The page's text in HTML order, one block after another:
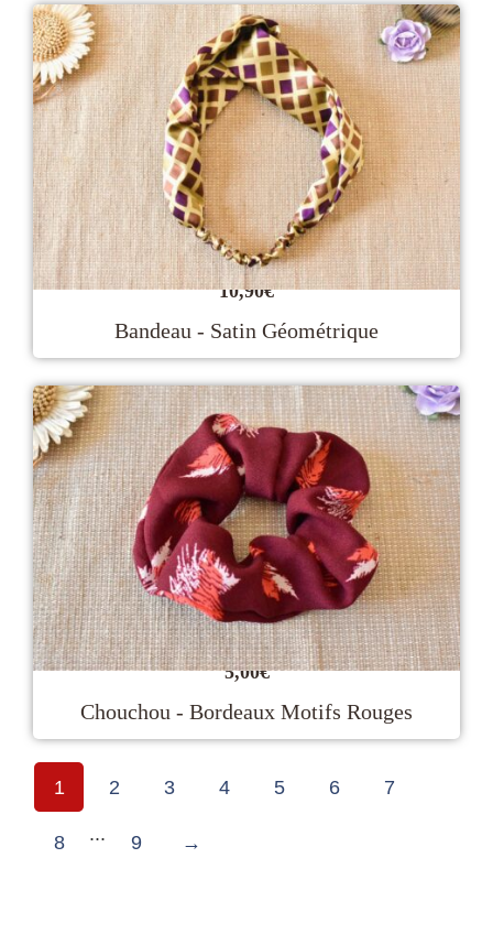
10,90€
Bandeau - Satin Géométrique
5,00€
Chouchou - Bordeaux Motifs Rouges
1 2 3 4 5 6 7
8 ... 9 →